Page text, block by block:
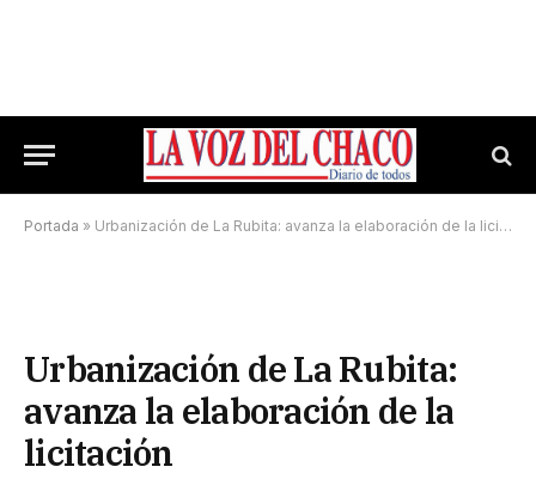
Portada » Urbanización de La Rubita: avanza la elaboración de la licitación
Urbanización de La Rubita:
avanza la elaboración de la
licitación